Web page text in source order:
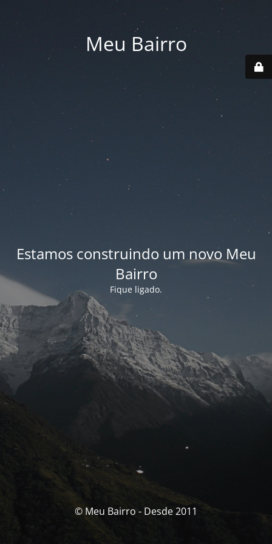
Meu Bairro
Estamos construindo um novo Meu
Bairro
Fique ligado.
© Meu Bairro - Desde 2011